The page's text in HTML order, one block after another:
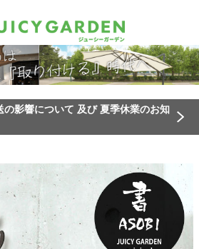
の影響について 及び 夏季休業のお知